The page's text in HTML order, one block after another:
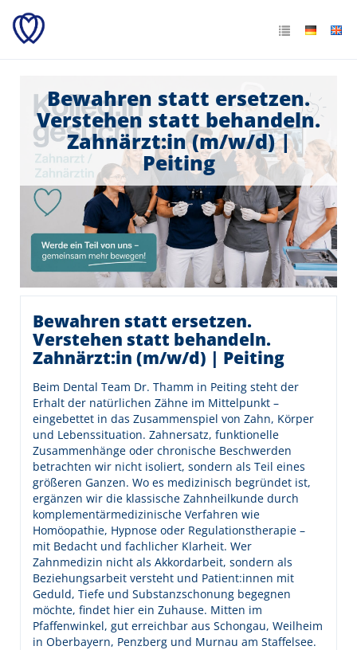
Bewahren statt ersetzen.
Verstehen statt behandeln.
Zahnärzt:in (m/w/d) |
Peiting
Bewahren statt ersetzen.
Verstehen statt behandeln.
Zahnärzt:in (m/w/d) | Peiting
Beim Dental Team Dr. Thamm in Peiting steht der
Erhalt der natürlichen Zähne im Mittelpunkt –
eingebettet in das Zusammenspiel von Zahn, Körper
und Lebenssituation. Zahnersatz, funktionelle
Zusammenhänge oder chronische Beschwerden
betrachten wir nicht isoliert, sondern als Teil eines
größeren Ganzen. Wo es medizinisch begründet ist,
ergänzen wir die klassische Zahnheilkunde durch
komplementärmedizinische Verfahren wie
Homöopathie, Hypnose oder Regulationstherapie –
mit Bedacht und fachlicher Klarheit. Wer
Zahnmedizin nicht als Akkordarbeit, sondern als
Beziehungsarbeit versteht und Patient:innen mit
Geduld, Tiefe und Substanzschonung begegnen
möchte, findet hier ein Zuhause. Mitten im
Pfaffenwinkel, gut erreichbar aus Schongau, Weilheim
in Oberbayern, Penzberg und Murnau am Staffelsee.